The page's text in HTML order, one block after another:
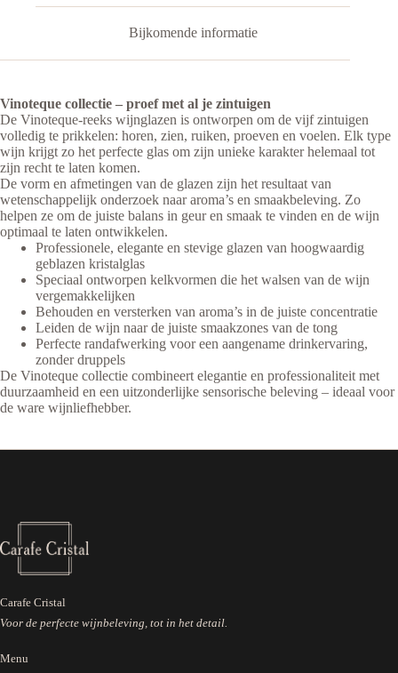
aantal
Bijkomende informatie
Vinoteque collectie – proef met al je zintuigen
De Vinoteque-reeks wijnglazen is ontworpen om de vijf zintuigen
volledig te prikkelen: horen, zien, ruiken, proeven en voelen. Elk type
wijn krijgt zo het perfecte glas om zijn unieke karakter helemaal tot
zijn recht te laten komen.
De vorm en afmetingen van de glazen zijn het resultaat van
wetenschappelijk onderzoek naar aroma’s en smaakbeleving. Zo
helpen ze om de juiste balans in geur en smaak te vinden en de wijn
optimaal te laten ontwikkelen.
Professionele, elegante en stevige glazen van hoogwaardig
geblazen kristalglas
Speciaal ontworpen kelkvormen die het walsen van de wijn
vergemakkelijken
Behouden en versterken van aroma’s in de juiste concentratie
Leiden de wijn naar de juiste smaakzones van de tong
Perfecte randafwerking voor een aangename drinkervaring,
zonder druppels
De Vinoteque collectie combineert elegantie en professionaliteit met
duurzaamheid en een uitzonderlijke sensorische beleving – ideaal voor
de ware wijnliefhebber.
Carafe Cristal
Voor de perfecte wijnbeleving, tot in het detail.
Menu